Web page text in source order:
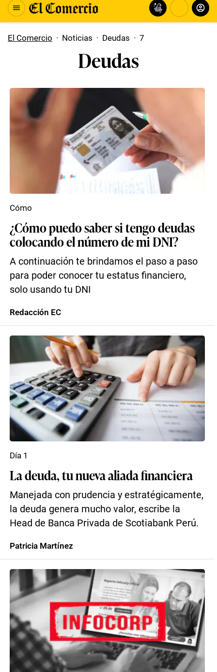
El Comercio · Noticias · Deudas · 7
Deudas
¿Cómo puedo saber si tengo deudas
colocando el número de mi DNI?
A continuación te brindamos el paso a paso
para poder conocer tu estatus financiero,
solo usando tu DNI
Cómo
Redacción EC
La deuda, tu nueva aliada financiera
Manejada con prudencia y estratégicamente,
la deuda genera mucho valor, escribe la
Head de Banca Privada de Scotiabank Perú.
Día 1
Patricia Martínez